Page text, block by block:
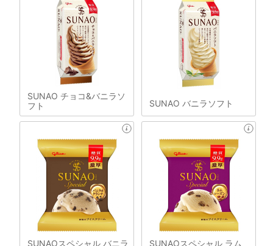
SUNAO チョコ&バニラソ
フト
SUNAO バニラソフト
SUNAOスペシャル バニラ
SUNAOスペシャル ラム